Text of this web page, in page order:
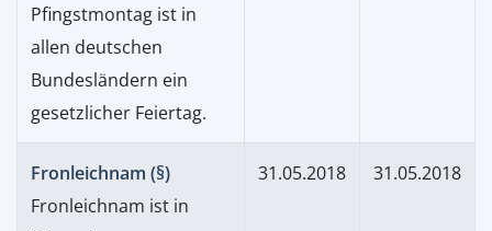
Pfingstmontag ist in
allen deutschen
Bundesländern ein
gesetzlicher Feiertag.
Fronleichnam (§)
Fronleichnam ist in
31.05.2018 31.05.2018